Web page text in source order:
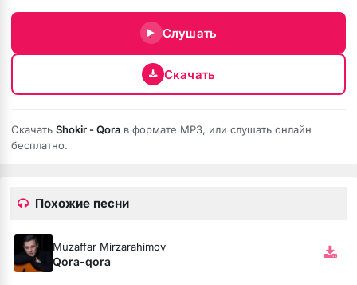
Слушать
Скачать
Скачать Shokir - Qora в формате MP3, или слушать онлайн
бесплатно.
Похожие песни
Muzaffar Mirzarahimov
Qora-qora